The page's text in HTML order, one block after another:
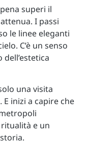
superi il
I passi
le linee eleganti
C’è un senso
una visita
inizi a capire che
e un